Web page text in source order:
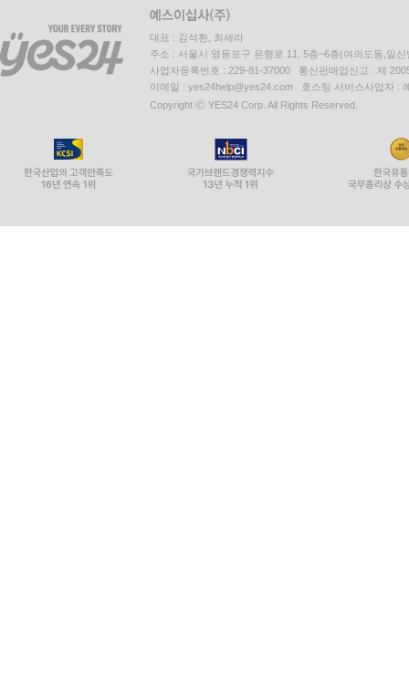
대표 : 김석환, 최세라
주소 : 서울시 영등포구 은행로 11, 5층~6층(여의도동,일신
사업자등록번호 : 229-81-37000 통신판매업신고 : 제
이메일 : yes24help@yes24.com 호스팅 서비스사업자 :
Copyright ⓒ YES24 Corp. All Rights Reserved.